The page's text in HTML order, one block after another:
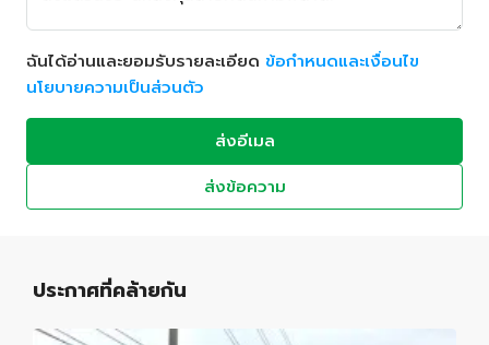
ฉันได้อ่านและยอมรับรายละเอียด ข้อกำหนดและเงื่อนไข
นโยบายความเป็นส่วนตัว
ส่งอีเมล
ส่งข้อความ
ประกาศที่คล้ายกัน